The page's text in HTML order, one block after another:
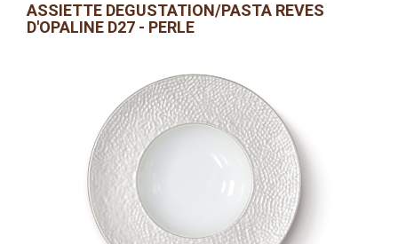
ASSIETTE DEGUSTATION/PASTA REVES
D'OPALINE D27 - PERLE